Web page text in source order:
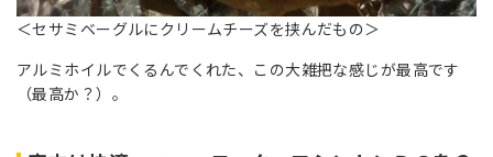
＜セサミベーグルにクリームチーズを挟んだもの＞
アルミホイルでくるんでくれた、この大雑把な感じが最高です
（最高か？）。